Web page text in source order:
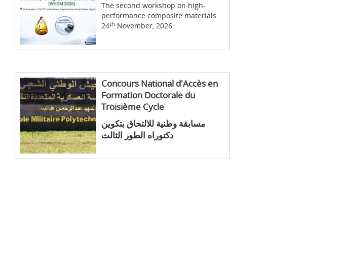
The second workshop on high-
performance composite materials
24th November, 2026
Concours National d'Accès en
Formation Doctorale du
Troisième Cycle
مسابقة وطنية للالتحاق بتكوين
دكتوراه الطور الثالث